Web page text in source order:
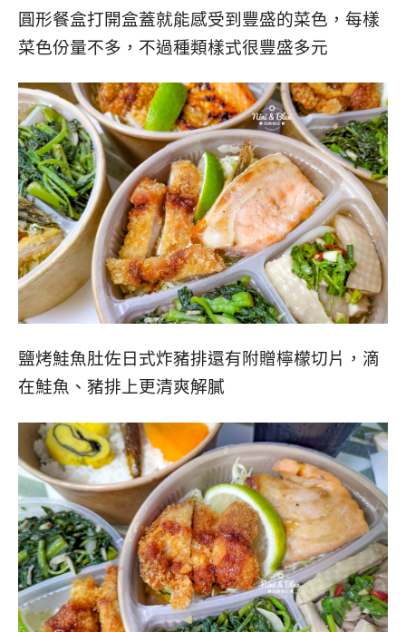
圓形餐盒打開盒蓋就能感受到豐盛的菜色，每樣
菜色份量不多，不過種類樣式很豐盛多元
鹽烤鮭魚肚佐日式炸豬排還有附贈檸檬切片，滴
在鮭魚、豬排上更清爽解膩